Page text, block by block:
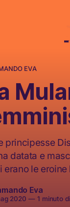
EVA
principesse
datata e
erano le
Eva
2020 —1 minuto